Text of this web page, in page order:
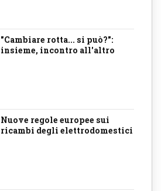
"Cambiare rotta... si può?":
insieme, incontro all'altro
Nuove regole europee sui
ricambi degli elettrodomestici